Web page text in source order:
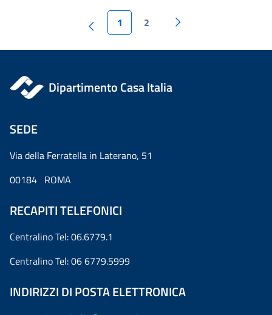
1 2
Dipartimento Casa Italia
SEDE
Via della Ferratella in Laterano, 51
00184 ROMA
RECAPITI TELEFONICI
Centralino Tel: 06.6779.1
Centralino Tel: 06 6779.5999
INDIRIZZI DI POSTA ELETTRONICA